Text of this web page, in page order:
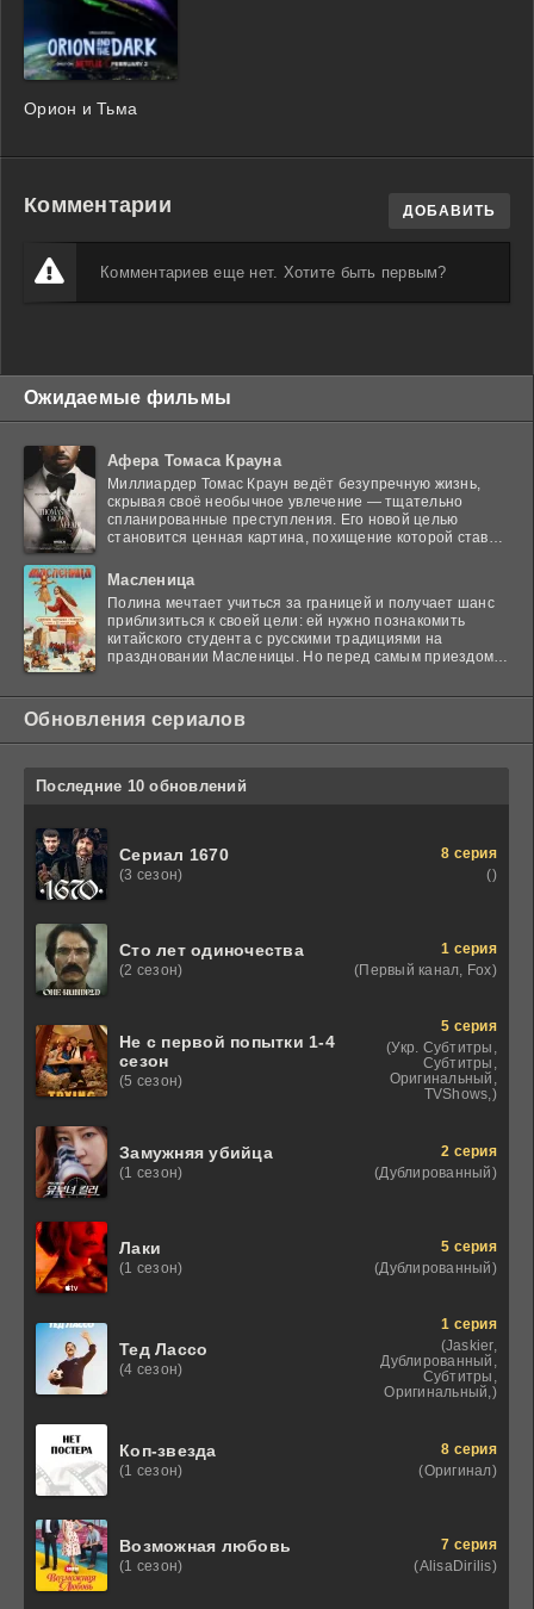
Орион и Тьма
Комментарии ДОБАВИТЬ
Комментариев еще нет. Хотите быть первым?
Ожидаемые фильмы
Афера Томаса Крауна
Миллиардер Томас Краун ведёт безупречную жизнь,
скрывая своё необычное увлечение — тщательно
спланированные преступления. Его новой целью
становится ценная картина, похищение которой ставит
Масленица
Полина мечтает учиться за границей и получает шанс
приблизиться к своей цели: ей нужно познакомить
китайского студента с русскими традициями на
праздновании Масленицы. Но перед самым приездом
Обновления сериалов
Последние 10 обновлений
Сериал 1670
(3 сезон)
8 серия
()
Сто лет одиночества
(2 сезон)
1 серия
(Первый канал, Fox)
Не с первой попытки 1-4
сезон
(5 сезон)
5 серия
(Укр. Субтитры,
Субтитры,
Оригинальный,
TVShows,)
Замужняя убийца
(1 сезон)
2 серия
(Дублированный)
Лаки
(1 сезон)
5 серия
(Дублированный)
Тед Лассо
(4 сезон)
1 серия
(Jaskier,
Дублированный,
Субтитры,
Оригинальный,)
Коп-звезда
(1 сезон)
8 серия
(Оригинал)
Возможная любовь
(1 сезон)
7 серия
(AlisaDirilis)